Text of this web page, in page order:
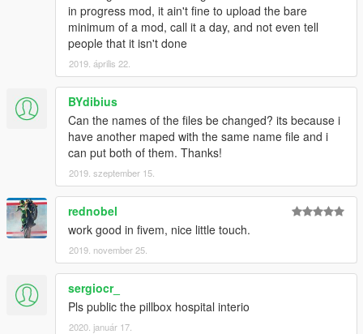
in progress mod, it ain't fine to upload the bare
minimum of a mod, call it a day, and not even tell
people that it isn't done
2019. április 22.
BYdibius
Can the names of the files be changed? its because i
have another maped with the same name file and i
can put both of them. Thanks!
2019. szeptember 15.
rednobel
work good in fivem, nice little touch.
2019. november 25.
sergiocr_
Pls public the pillbox hospital interio
2020. január 17.